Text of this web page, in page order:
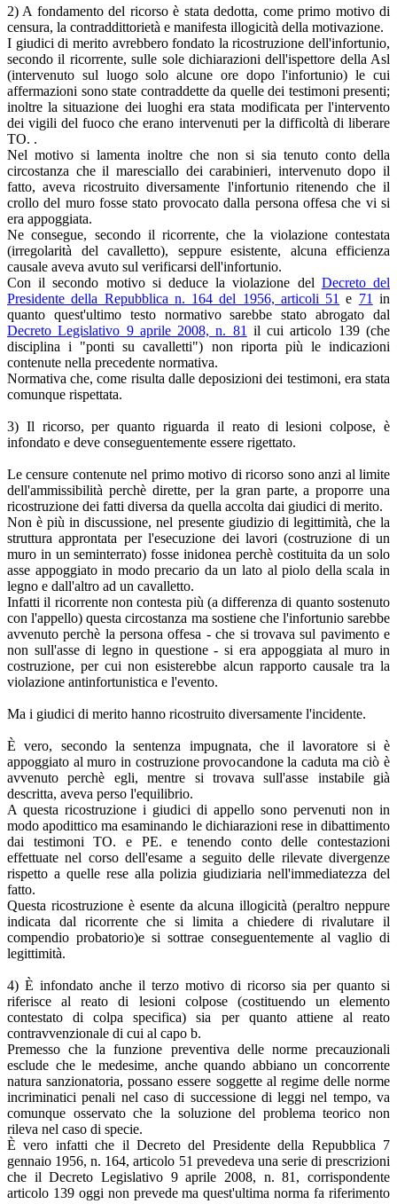
2) A fondamento del ricorso è stata dedotta, come primo motivo di
censura, la contraddittorietà e manifesta illogicità della motivazione.
I giudici di merito avrebbero fondato la ricostruzione dell'infortunio,
secondo il ricorrente, sulle sole dichiarazioni dell'ispettore della Asl
(intervenuto sul luogo solo alcune ore dopo l'infortunio) le cui
affermazioni sono state contraddette da quelle dei testimoni presenti;
inoltre la situazione dei luoghi era stata modificata per l'intervento
dei vigili del fuoco che erano intervenuti per la difficoltà di liberare
TO. .
Nel motivo si lamenta inoltre che non si sia tenuto conto della
circostanza che il maresciallo dei carabinieri, intervenuto dopo il
fatto, aveva ricostruito diversamente l'infortunio ritenendo che il
crollo del muro fosse stato provocato dalla persona offesa che vi si
era appoggiata.
Ne consegue, secondo il ricorrente, che la violazione contestata
(irregolarità del cavalletto), seppure esistente, alcuna efficienza
causale aveva avuto sul verificarsi dell'infortunio.
Con il secondo motivo si deduce la violazione del Decreto del
Presidente della Repubblica n. 164 del 1956, articoli 51 e 71 in
quanto quest'ultimo testo normativo sarebbe stato abrogato dal
Decreto Legislativo 9 aprile 2008, n. 81 il cui articolo 139 (che
disciplina i "ponti su cavalletti") non riporta più le indicazioni
contenute nella precedente normativa.
Normativa che, come risulta dalle deposizioni dei testimoni, era stata
comunque rispettata.
3) Il ricorso, per quanto riguarda il reato di lesioni colpose, è
infondato e deve conseguentemente essere rigettato.
Le censure contenute nel primo motivo di ricorso sono anzi al limite
dell'ammissibilità perchè dirette, per la gran parte, a proporre una
ricostruzione dei fatti diversa da quella accolta dai giudici di merito.
Non è più in discussione, nel presente giudizio di legittimità, che la
struttura approntata per l'esecuzione dei lavori (costruzione di un
muro in un seminterrato) fosse inidonea perchè costituita da un solo
asse appoggiato in modo precario da un lato al piolo della scala in
legno e dall'altro ad un cavalletto.
Infatti il ricorrente non contesta più (a differenza di quanto sostenuto
con l'appello) questa circostanza ma sostiene che l'infortunio sarebbe
avvenuto perchè la persona offesa - che si trovava sul pavimento e
non sull'asse di legno in questione - si era appoggiata al muro in
costruzione, per cui non esisterebbe alcun rapporto causale tra la
violazione antinfortunistica e l'evento.
Ma i giudici di merito hanno ricostruito diversamente l'incidente.
È vero, secondo la sentenza impugnata, che il lavoratore si è
appoggiato al muro in costruzione provocandone la caduta ma ciò è
avvenuto perchè egli, mentre si trovava sull'asse instabile già
descritta, aveva perso l'equilibrio.
A questa ricostruzione i giudici di appello sono pervenuti non in
modo apodittico ma esaminando le dichiarazioni rese in dibattimento
dai testimoni TO. e PE. e tenendo conto delle contestazioni
effettuate nel corso dell'esame a seguito delle rilevate divergenze
rispetto a quelle rese alla polizia giudiziaria nell'immediatezza del
fatto.
Questa ricostruzione è esente da alcuna illogicità (peraltro neppure
indicata dal ricorrente che si limita a chiedere di rivalutare il
compendio probatorio)e si sottrae conseguentemente al vaglio di
legittimità.
4) È infondato anche il terzo motivo di ricorso sia per quanto si
riferisce al reato di lesioni colpose (costituendo un elemento
contestato di colpa specifica) sia per quanto attiene al reato
contravvenzionale di cui al capo b.
Premesso che la funzione preventiva delle norme precauzionali
esclude che le medesime, anche quando abbiano un concorrente
natura sanzionatoria, possano essere soggette al regime delle norme
incriminatici penali nel caso di successione di leggi nel tempo, va
comunque osservato che la soluzione del problema teorico non
rileva nel caso di specie.
È vero infatti che il Decreto del Presidente della Repubblica 7
gennaio 1956, n. 164, articolo 51 prevedeva una serie di prescrizioni
che il Decreto Legislativo 9 aprile 2008, n. 81, corrispondente
articolo 139 oggi non prevede ma quest'ultima norma fa riferimento